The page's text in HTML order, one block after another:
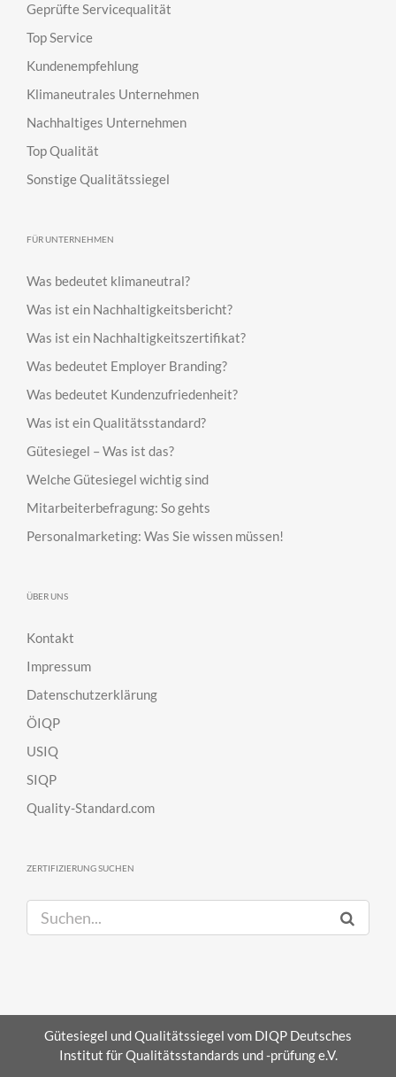
Geprüfte Servicequalität
Top Service
Kundenempfehlung
Klimaneutrales Unternehmen
Nachhaltiges Unternehmen
Top Qualität
Sonstige Qualitätssiegel
FÜR UNTERNEHMEN
Was bedeutet klimaneutral?
Was ist ein Nachhaltigkeitsbericht?
Was ist ein Nachhaltigkeitszertifikat?
Was bedeutet Employer Branding?
Was bedeutet Kundenzufriedenheit?
Was ist ein Qualitätsstandard?
Gütesiegel – Was ist das?
Welche Gütesiegel wichtig sind
Mitarbeiterbefragung: So gehts
Personalmarketing: Was Sie wissen müssen!
ÜBER UNS
Kontakt
Impressum
Datenschutzerklärung
ÖIQP
USIQ
SIQP
Quality-Standard.com
ZERTIFIZIERUNG SUCHEN
u
n
Gütesiegel und Qualitätssiegel vom DIQP Deutsches
Institut für Qualitätsstandards und -prüfung e.V.